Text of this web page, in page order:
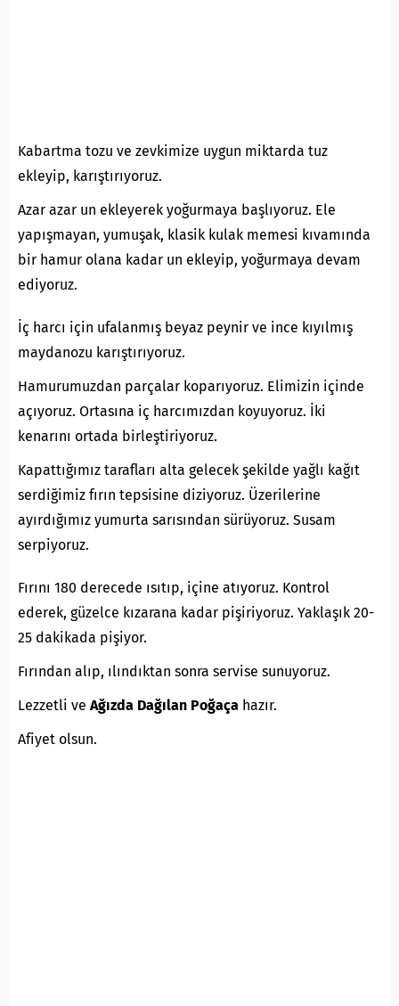
Kabartma tozu ve zevkimize uygun miktarda tuz
ekleyip, karıştırıyoruz.
Azar azar un ekleyerek yoğurmaya başlıyoruz. Ele
yapışmayan, yumuşak, klasik kulak memesi kıvamında
bir hamur olana kadar un ekleyip, yoğurmaya devam
ediyoruz.
İç harcı için ufalanmış beyaz peynir ve ince kıyılmış
maydanozu karıştırıyoruz.
Hamurumuzdan parçalar koparıyoruz. Elimizin içinde
açıyoruz. Ortasına iç harcımızdan koyuyoruz. İki
kenarını ortada birleştiriyoruz.
Kapattığımız tarafları alta gelecek şekilde yağlı kağıt
serdiğimiz fırın tepsisine diziyoruz. Üzerilerine
ayırdığımız yumurta sarısından sürüyoruz. Susam
serpiyoruz.
Fırını 180 derecede ısıtıp, içine atıyoruz. Kontrol
ederek, güzelce kızarana kadar pişiriyoruz. Yaklaşık 20-
25 dakikada pişiyor.
Fırından alıp, ılındıktan sonra servise sunuyoruz.
Lezzetli ve Ağızda Dağılan Poğaça hazır.
Afiyet olsun.